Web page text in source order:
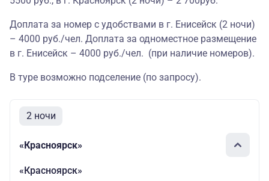
Доплата за номер с удобствами в г. Енисейск (2 ночи)
– 4000 руб./чел. Доплата за одноместное размещение
в г. Енисейск – 4000 руб./чел. (при наличие номеров).
В туре возможно подселение (по запросу).
2 ночи
«Красноярск»
«Красноярск»